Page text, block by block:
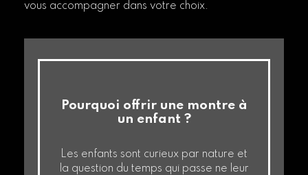
vous accompagner dans votre choix.
Pourquoi offrir une montre à
un enfant ?
Les enfants sont curieux par nature et
la question du temps qui passe ne leur